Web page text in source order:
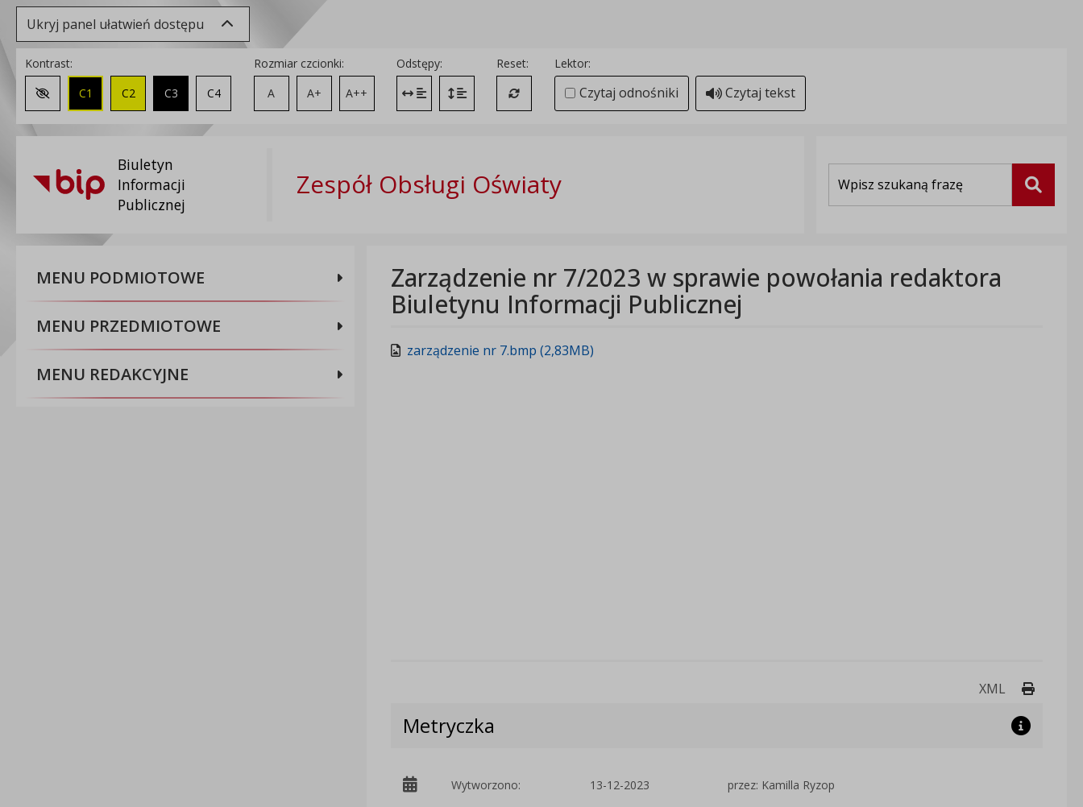
Ukryj panel ułatwień dostępu
Kontrast:
Zmień kontrast na domyślny
C1 C2 C3 C4
Rozmiar czcionki:
A
A+ A++
Odstępy:
Zmień odstęp między literami
Zmień interlinię i margines między paragrafami
Reset:
Przywróć ustawienia domyślne
Lektor:
Czytaj odnośniki Czytaj tekst
Biuletyn
Informacji
Publicznej
Zespół Obsługi Oświaty Szukaj
MENU PODMIOTOWE
MENU PRZEDMIOTOWE
MENU REDAKCYJNE
Zarządzenie nr 7/2023 w sprawie powołania redaktora
Biuletynu Informacji Publicznej
zarządzenie nr 7.bmp (2,83MB)
XML Drukuj
Metryczka
Wytworzono: 13-12-2023 przez: Kamilla Ryzop